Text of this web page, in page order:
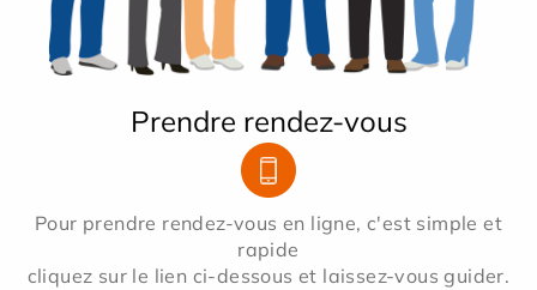
Prendre rendez-vous
Pour prendre rendez-vous en ligne, c'est simple et
rapide
cliquez sur le lien ci-dessous et laissez-vous guider.